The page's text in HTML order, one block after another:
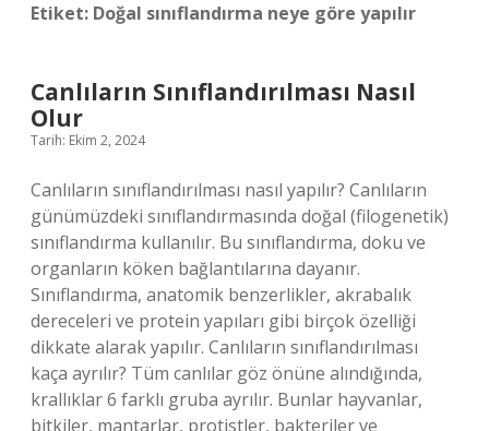
Etiket: Doğal sınıflandırma neye göre yapılır
Canlıların Sınıflandırılması Nasıl
Olur
Tarih: Ekim 2, 2024
Canlıların sınıflandırılması nasıl yapılır? Canlıların
günümüzdeki sınıflandırmasında doğal (filogenetik)
sınıflandırma kullanılır. Bu sınıflandırma, doku ve
organların köken bağlantılarına dayanır.
Sınıflandırma, anatomik benzerlikler, akrabalık
dereceleri ve protein yapıları gibi birçok özelliği
dikkate alarak yapılır. Canlıların sınıflandırılması
kaça ayrılır? Tüm canlılar göz önüne alındığında,
krallıklar 6 farklı gruba ayrılır. Bunlar hayvanlar,
bitkiler, mantarlar, protistler, bakteriler ve